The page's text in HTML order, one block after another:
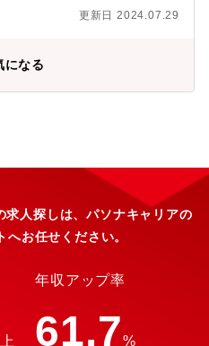
更新日 2024.07.29
になる
人探しは、パソナキャリアの
お任せください。
年収アップ率
61.7%